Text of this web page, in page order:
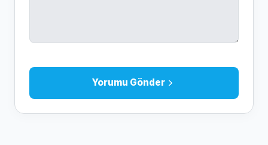
Yorumu Gönder